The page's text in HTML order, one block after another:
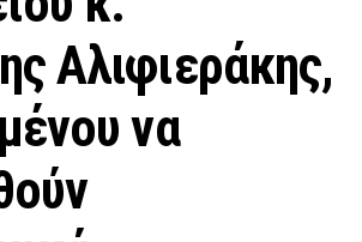
Αλιφιεράκης,
να